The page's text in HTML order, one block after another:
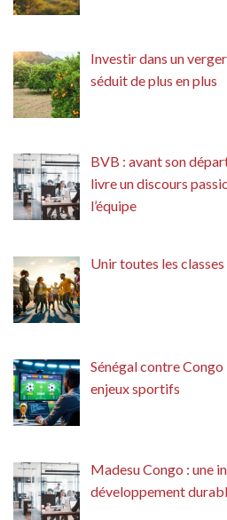
Investir dans un
séduit de plus en plus
BVB : avant son
livre un discours
l’équipe
Unir toutes les
Sénégal contre
enjeux sportifs
Madesu Congo : une
développement